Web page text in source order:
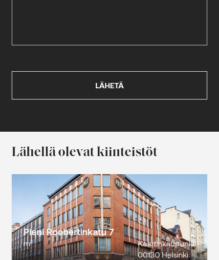
Lähellä olevat kiinteistöt
Pieni Roobertinkatu 7
m²
Kaartinkaupunki,
00130 Helsinki